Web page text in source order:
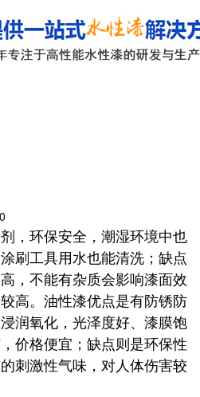
，环保安全，潮湿环境中也
刷工具用水也能清洗；缺点
，不能有杂质会影响漆面效
高。油性漆优点是有防锈防
润氧化，光泽度好、漆膜饱
价格便宜；缺点则是环保性
刺激性气味，对人体伤害较